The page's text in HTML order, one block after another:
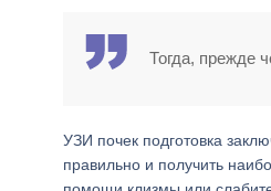
Тогда, прежде
УЗИ почек подготовка
правильно и получить